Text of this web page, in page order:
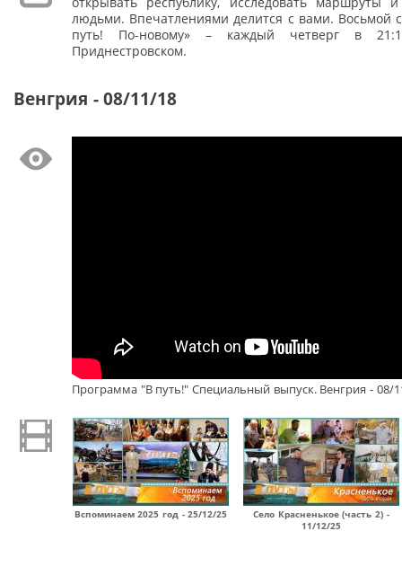
людьми. Впечатлениями делится с вами. Восьмой
путь! По-новому» – каждый четверг в
Приднестровском.
Венгрия - 08/11/18
Программа "В путь!" Специальный выпуск. Венгрия - 08/
Вспоминаем 2025 год - 25/12/25
Село Красненькое (часть 2) -
11/12/25